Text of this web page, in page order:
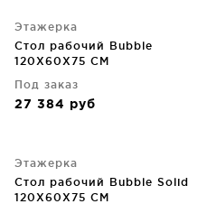
Этажерка
Стол рабочий Bubble
120X60X75 CM
Под заказ
27 384 руб
Этажерка
Стол рабочий Bubble Solid
120X60X75 CM